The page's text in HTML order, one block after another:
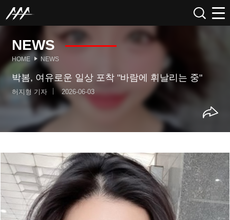
NEWS
HOME NEWS
박봄, 여유로운 일상 포착 "바람에 휘날리는 중"
허지형 기자 2026-06-03